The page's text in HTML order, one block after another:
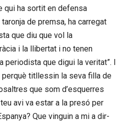
qui ha sortit en defensa
de premsa, ha carregat
que diu que vol la
i la llibertat i no tenen
periodista que digui la veritat”. I
perquè titllessin la seva filla de
que som d’esquerres
avi va estar a la presó per
Que vinguin a mi a dir-